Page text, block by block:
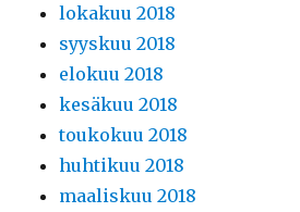
lokakuu 2018
syyskuu 2018
elokuu 2018
kesäkuu 2018
toukokuu 2018
huhtikuu 2018
maaliskuu 2018